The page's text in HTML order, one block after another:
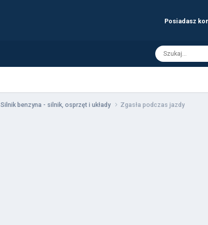
Posiadasz
Silnik benzyna - silnik, osprzęt i układy Zgasła podczas jazdy